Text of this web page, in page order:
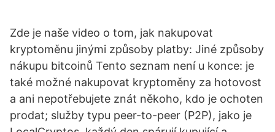
Zde je naše video o tom, jak nakupovat
kryptoměnu jinými způsoby platby: Jiné způsoby
nákupu bitcoinů Tento seznam není u konce: je
také možné nakupovat kryptoměny za hotovost
a ani nepotřebujete znát někoho, kdo je ochoten
prodat; služby typu peer-to-peer (P2P), jako je